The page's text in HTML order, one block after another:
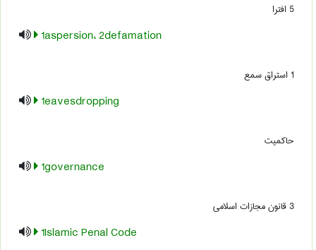
5 افترا
1aspersion، 2defamation
1 استراق سمع
1eavesdropping
حاکمیت
1governance
3 قانون مجازات اسلامی
1Islamic Penal Code